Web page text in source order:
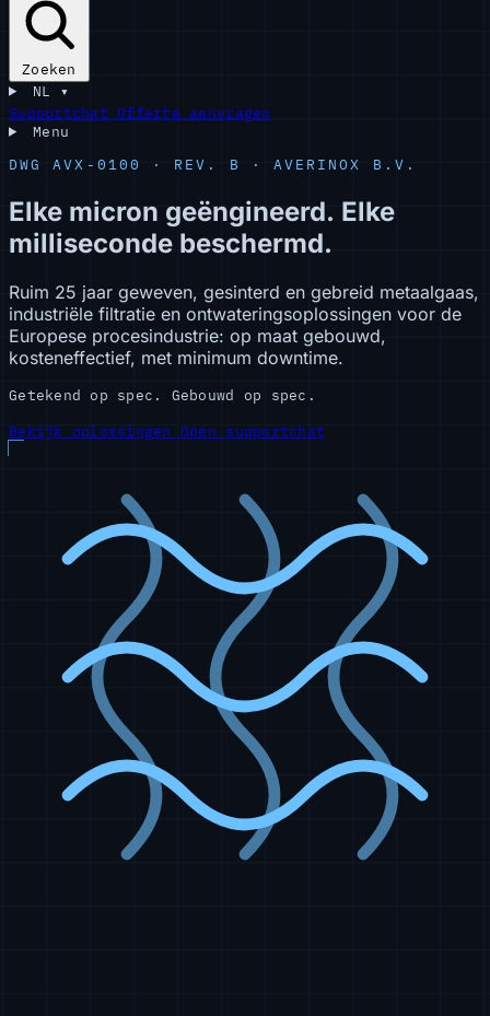
Zoeken
NL ▾
SupportchatOfferte aanvragen
Menu
DWG AVX-0100 · REV. B · AVERINOX B.V.
Elke micron geëngineerd. Elke
milliseconde beschermd.
Ruim 25 jaar geweven, gesinterd en gebreid metaalgaas,
industriële filtratie en ontwateringsoplossingen voor de
Europese procesindustrie: op maat gebouwd,
kosteneffectief, met minimum downtime.
Getekend op spec. Gebouwd op spec.
Bekijk oplossingen Open supportchat